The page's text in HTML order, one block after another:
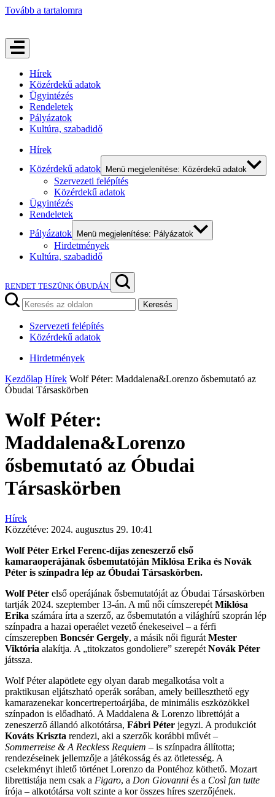
Tovább a tartalomra
Hírek
Közérdekű adatok
Ügyintézés
Rendeletek
Pályázatok
Kultúra, szabadidő
Hírek
Közérdekű adatok
Menü megjelenítése: Közérdekű adatok
Szervezeti felépítés
Közérdekű adatok
Ügyintézés
Rendeletek
Pályázatok
Menü megjelenítése: Pályázatok
Hirdetmények
Kultúra, szabadidő
RENDET TESZÜNK ÓBUDÁN
Keresés
Szervezeti felépítés
Közérdekű adatok
Hirdetmények
Kezdőlap Hírek Wolf Péter: Maddalena&Lorenzo ősbemutató az
Óbudai Társaskörben
Wolf Péter:
Maddalena&Lorenzo
ősbemutató az Óbudai
Társaskörben
Hírek
Közzétéve: 2024. augusztus 29. 10:41
Wolf Péter Erkel Ferenc-díjas zeneszerző első
kamaraoperájának ősbemutatóján Miklósa Erika és Novák
Péter is színpadra lép az Óbudai Társaskörben.
Wolf Péter első operájának ősbemutatóját az Óbudai Társaskörben
tartják 2024. szeptember 13-án. A mű női címszerepét Miklósa
Erika számára írta a szerző, az ősbemutatón a világhírű szoprán lép
színpadra a hazai operaélet vezető énekeseivel – a férfi
címszerepben Boncsér Gergely, a másik női figurát Mester
Viktória alakítja. A „titokzatos gondoliere” szerepét Novák Péter
játssza.
Wolf Péter alapötlete egy olyan darab megalkotása volt a
praktikusan eljátszható operák sorában, amely beilleszthető egy
kamarazenekar koncertrepertoárjába, de minimális eszközökkel
színpadon is előadható. A Maddalena & Lorenzo librettóját a
zeneszerző állandó alkotótársa, Fábri Péter jegyzi. A produkciót
Kováts Kriszta rendezi, aki a szerzők korábbi művét –
Sommerreise & A Reckless Requiem – is színpadra állította;
rendezéseinek jellemzője a játékosság és az ötletesség. A
cselekményt ihlető történet Lorenzo da Pontéhoz köthető. Mozart
librettistája nem csak a Figaro, a Don Giovanni és a Così fan tutte
írója – alkotótársa volt szinte a kor összes híres szerzőjének.